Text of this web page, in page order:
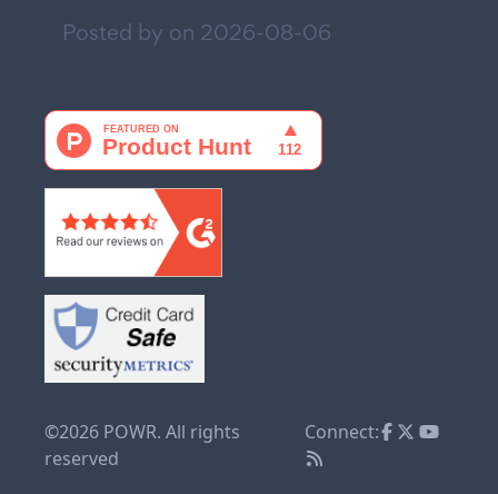
Posted by on 2026-08-06
©2026 POWR. All rights
reserved
Connect: